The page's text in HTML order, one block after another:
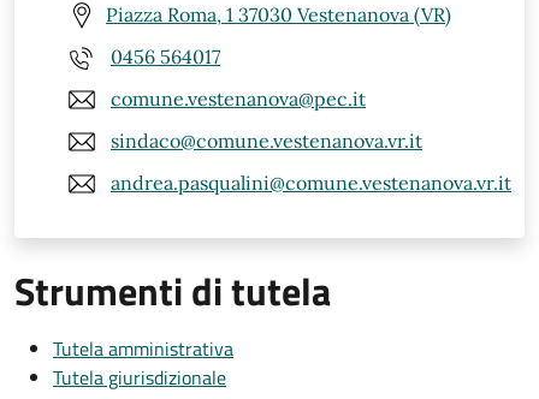
Piazza Roma, 1 37030 Vestenanova (VR)
0456 564017
comune.vestenanova@pec.it
sindaco@comune.vestenanova.vr.it
andrea.pasqualini@comune.vestenanova.vr.it
Strumenti di tutela
Tutela amministrativa
Tutela giurisdizionale